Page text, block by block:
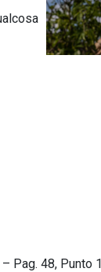
Pag. 48, Punto